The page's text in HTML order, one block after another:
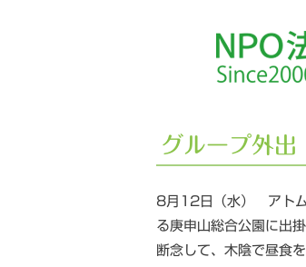
グループ外出
8月12日（水） アトム
る庚申山総合公園に出
断念して、木陰で昼食